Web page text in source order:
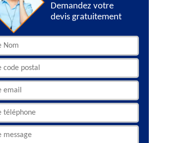
Demandez votre
devis gratuitement